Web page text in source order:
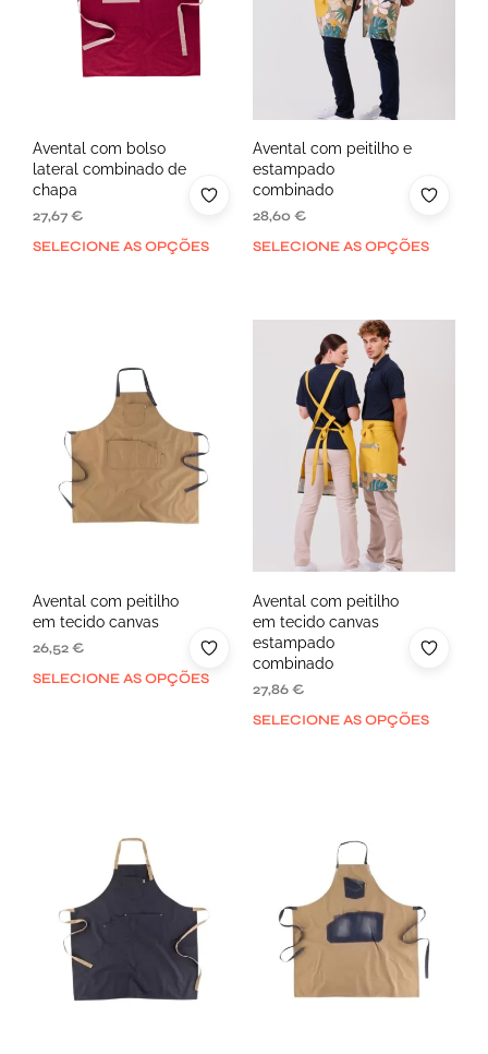
Avental com bolso
lateral combinado de
chapa
27,67€
SELECIONE AS OPÇÕES
Avental com peitilho e
estampado
combinado
28,60 €
SELECIONE AS OPÇÕES
Avental com peitilho
em tecido canvas
26,52€
SELECIONE AS OPÇÕES
Avental com peitilho
em tecido canvas
estampado
combinado
27,86€
SELECIONE AS OPÇÕES